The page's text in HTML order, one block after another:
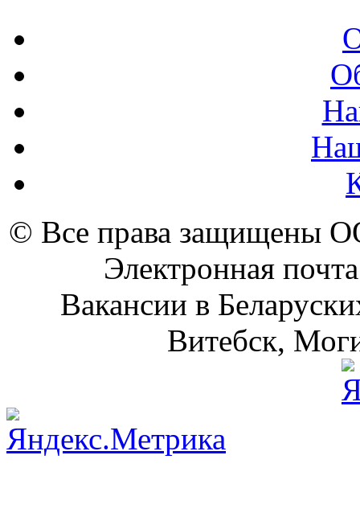
© Все права
Электронная
Вакансии в
Витебск,